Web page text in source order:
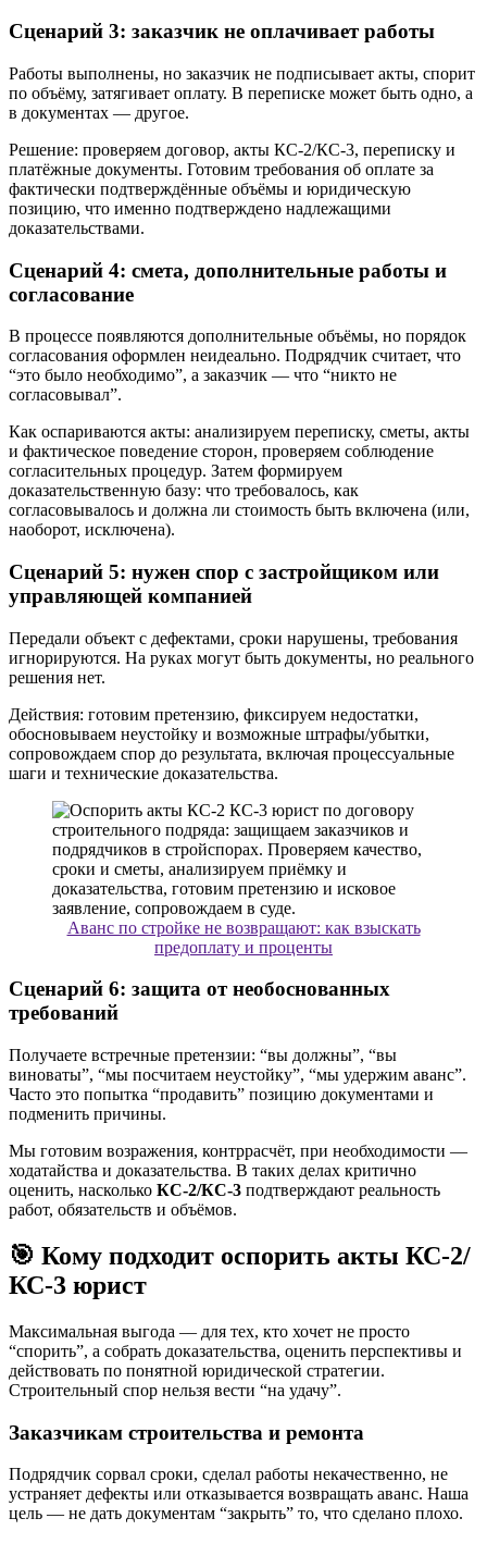
Сценарий 3: заказчик не оплачивает работы
Работы выполнены, но заказчик не подписывает акты, спорит
по объёму, затягивает оплату. В переписке может быть одно, а
в документах — другое.
Решение: проверяем договор, акты КС-2/КС-3, переписку и
платёжные документы. Готовим требования об оплате за
фактически подтверждённые объёмы и юридическую
позицию, что именно подтверждено надлежащими
доказательствами.
Сценарий 4: смета, дополнительные работы и
согласование
В процессе появляются дополнительные объёмы, но порядок
согласования оформлен неидеально. Подрядчик считает, что
“это было необходимо”, а заказчик — что “никто не
согласовывал”.
Как оспариваются акты: анализируем переписку, сметы, акты
и фактическое поведение сторон, проверяем соблюдение
согласительных процедур. Затем формируем
доказательственную базу: что требовалось, как
согласовывалось и должна ли стоимость быть включена (или,
наоборот, исключена).
Сценарий 5: нужен спор с застройщиком или
управляющей компанией
Передали объект с дефектами, сроки нарушены, требования
игнорируются. На руках могут быть документы, но реального
решения нет.
Действия: готовим претензию, фиксируем недостатки,
обосновываем неустойку и возможные штрафы/убытки,
сопровождаем спор до результата, включая процессуальные
шаги и технические доказательства.
Аванс по стройке не возвращают: как взыскать
предоплату и проценты
Сценарий 6: защита от необоснованных
требований
Получаете встречные претензии: “вы должны”, “вы
виноваты”, “мы посчитаем неустойку”, “мы удержим аванс”.
Часто это попытка “продавить” позицию документами и
подменить причины.
Мы готовим возражения, контррасчёт, при необходимости —
ходатайства и доказательства. В таких делах критично
оценить, насколько КС-2/КС-3 подтверждают реальность
работ, обязательств и объёмов.
🎯 Кому подходит оспорить акты КС-2/
КС-3 юрист
Максимальная выгода — для тех, кто хочет не просто
“спорить”, а собрать доказательства, оценить перспективы и
действовать по понятной юридической стратегии.
Строительный спор нельзя вести “на удачу”.
Заказчикам строительства и ремонта
Подрядчик сорвал сроки, сделал работы некачественно, не
устраняет дефекты или отказывается возвращать аванс. Наша
цель — не дать документам “закрыть” то, что сделано плохо.